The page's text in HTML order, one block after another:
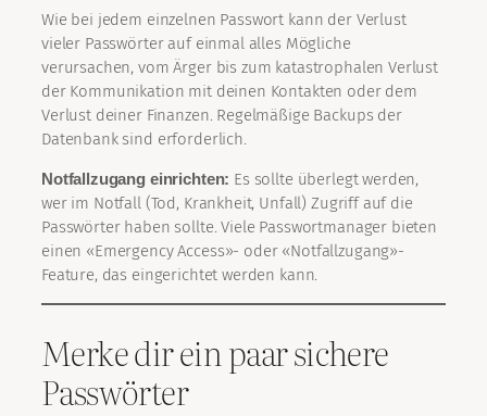
Wie bei jedem einzelnen Passwort kann der Verlust
vieler Passwörter auf einmal alles Mögliche
verursachen, vom Ärger bis zum katastrophalen Verlust
der Kommunikation mit deinen Kontakten oder dem
Verlust deiner Finanzen. Regelmäßige Backups der
Datenbank sind erforderlich.
Notfallzugang einrichten: Es sollte überlegt werden,
wer im Notfall (Tod, Krankheit, Unfall) Zugriff auf die
Passwörter haben sollte. Viele Passwortmanager bieten
einen «Emergency Access»- oder «Notfallzugang»-
Feature, das eingerichtet werden kann.
Merke dir ein paar sichere
Passwörter